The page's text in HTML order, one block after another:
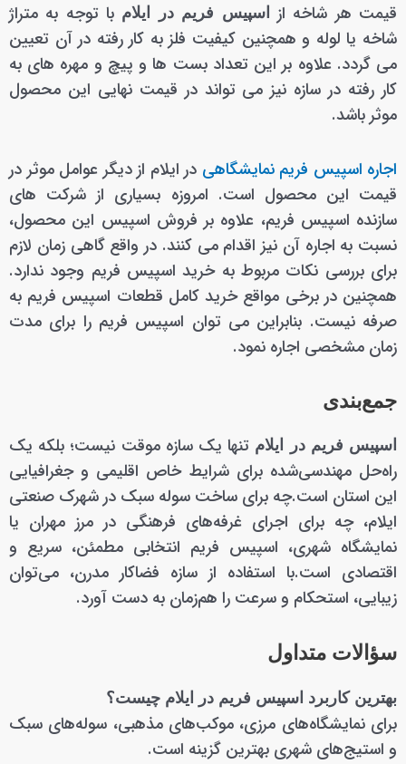
قیمت هر شاخه از اسپیس فریم در ایلامبا توجه به متراژ
شاخه یا لوله و همچنین کیفیت فلز به کار رفته در آن تعیین
می گردد. علاوه بر این تعداد بست ها و پیچ و مهره های به
کار رفته در سازه نیز می تواند در قیمت نهایی این محصول
موثر باشد.
اجاره اسپیس فریم نمایشگاهی در ایلام از دیگر عوامل موثر در
قیمت این محصول است. امروزه بسیاری از شرکت های
سازنده اسپیس فریم، علاوه بر فروش اسپیس این محصول،
نسبت به اجاره آن نیز اقدام می کنند. در واقع گاهی زمان لازم
برای بررسی نکات مربوط به خرید اسپیس فریم وجود ندارد.
همچنین در برخی مواقع خرید کامل قطعات اسپیس فریم به
صرفه نیست. بنابراین می توان اسپیس فریم را برای مدت
زمان مشخصی اجاره نمود.
جمع‌بندی
اسپیس فریم در ایلامتنها یک سازه موقت نیست؛ بلکه یک
راه‌حل مهندسی‌شده برای شرایط خاص اقلیمی و جغرافیایی
این استان است.چه برای ساخت سوله سبک در شهرک صنعتی
ایلام، چه برای اجرای غرفه‌های فرهنگی در مرز مهران یا
نمایشگاه شهری، اسپیس فریم انتخابی مطمئن، سریع و
اقتصادی است.با استفاده از سازه فضاکار مدرن، می‌توان
زیبایی، استحکام و سرعت را هم‌زمان به دست آورد.
سؤالات متداول
بهترین کاربرد اسپیس فریم در ایلام چیست؟
برای نمایشگاه‌های مرزی، موکب‌های مذهبی، سوله‌های سبک
و استیج‌های شهری بهترین گزینه است.